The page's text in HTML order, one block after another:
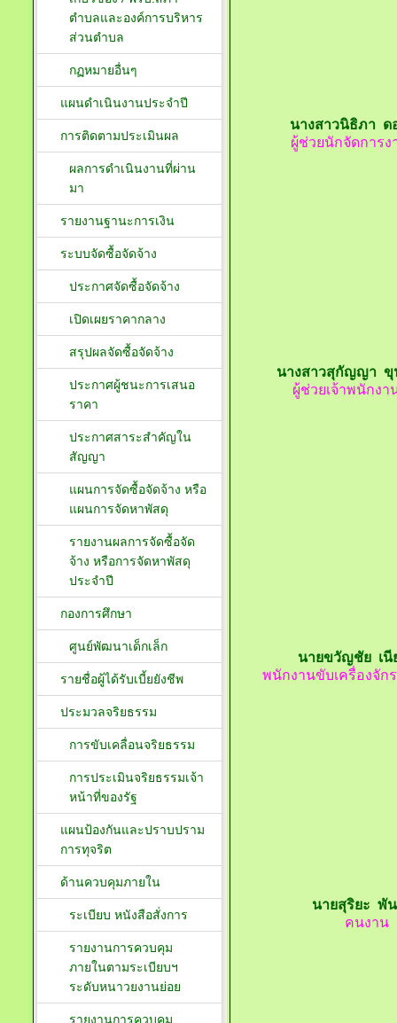
นางสาวนิธิภา ด
ผู้ช่วยนักจัดการง
นางสาวสุกัญญา ขุ
ผู้ช่วยเจ้าพนักงา
นายขวัญชัย เนี
พนักงานขับเครื่องจัก
นายสุริยะ พั
คนงาน
ตำบลและองค์การบริหาร
ส่วนตำบล
กฏหมายอื่นๆ
แผนดำเนินงานประจำปี
การติดตามประเมินผล
ผลการดำเนินงานที่ผ่าน
มา
รายงานฐานะการเงิน
ระบบจัดซื้อจัดจ้าง
ประกาศจัดซื้อจัดจ้าง
เปิดเผยราคากลาง
สรุปผลจัดซื้อจัดจ้าง
ประกาศผู้ชนะการเสนอ
ราคา
ประกาศสาระสำคัญใน
สัญญา
แผนการจัดซื้อจัดจ้าง หรือ
แผนการจัดหาพัสดุ
รายงานผลการจัดซื้อจัด
จ้าง หรือการจัดหาพัสดุ
ประจำปี
กองการศึกษา
ศูนย์พัฒนาเด็กเล็ก
รายชื่อผู้ได้รับเบี้ยยังชีพ
ประมวลจริยธรรม
การขับเคลื่อนจริยธรรม
การประเมินจริยธรรมเจ้า
หน้าที่ของรัฐ
แผนป้องกันและปราบปราม
การทุจริต
ด้านควบคุมภายใน
ระเบียบ หนังสือสั่งการ
รายงานการควบคุม
ภายในตามระเบียบฯ
ระดับหนาวยงานย่อย
รายงานการควบคุม